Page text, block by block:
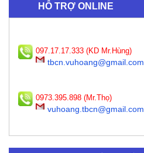
HỖ TRỢ ONLINE
097.17.17.333 (KD Mr.Hùng)
tbcn.vuhoang@gmail.com
0973.395.898 (Mr.Thọ)
vuhoang.tbcn@gmail.com